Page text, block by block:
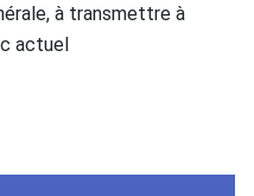
à transmettre à
actuel